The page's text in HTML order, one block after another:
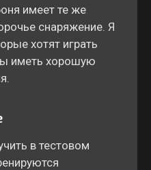
имеет те же
снаряжение. Я
хотят играть
иметь хорошую
в тестовом